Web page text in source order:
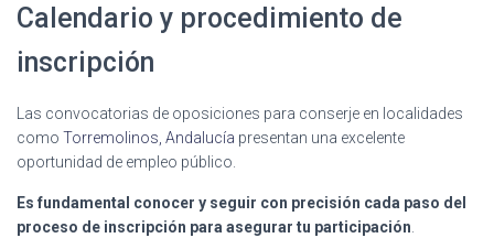
Calendario y procedimiento de
inscripción
Las convocatorias de oposiciones para conserje en localidades
como Torremolinos, Andalucía presentan una excelente
oportunidad de empleo público.
Es fundamental conocer y seguir con precisión cada paso del
proceso de inscripción para asegurar tu participación